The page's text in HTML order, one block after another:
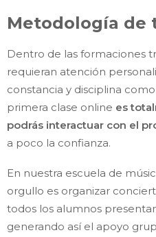
Metodología de
Dentro de las formaciones
requieran atención
constancia y disciplina
primera clase online es
podrás interactuar con el
a poco la confianza.
En nuestra escuela de
orgullo es organizar
todos los alumnos
generando así el apoyo